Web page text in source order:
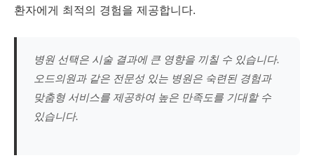
환자에게 최적의 경험을 제공합니다.
병원 선택은 시술 결과에 큰 영향을 끼칠 수 있습니다.
오드의원과 같은 전문성 있는 병원은 숙련된 경험과
맞춤형 서비스를 제공하여 높은 만족도를 기대할 수
있습니다.